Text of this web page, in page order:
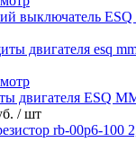
выключатель
двигателя ESQ
/ шт